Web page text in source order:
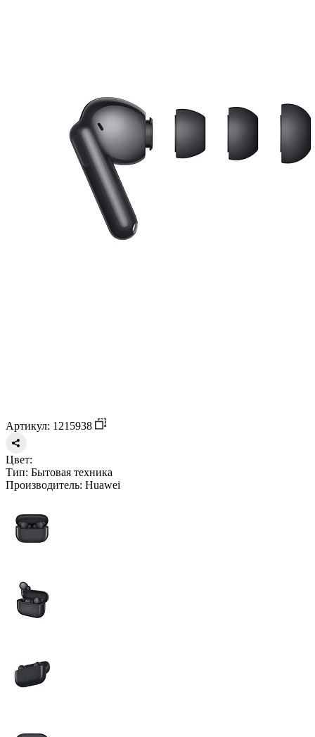
Артикул: 1215938
Цвет:
Тип: Бытовая техника
Производитель: Huawei